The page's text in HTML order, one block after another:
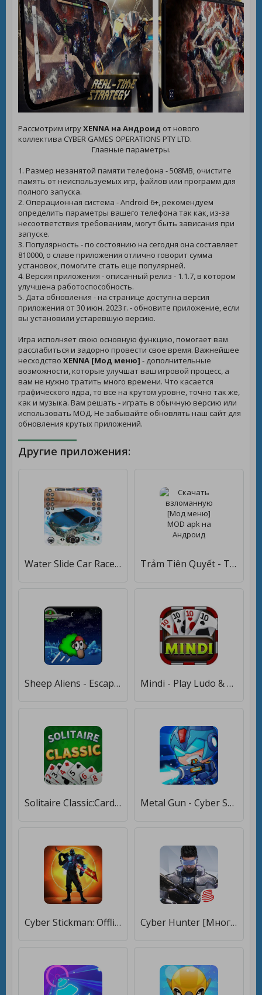
Рассмотрим игруXENNA на Андроид от нового
коллектива CYBER GAMES OPERATIONS PTY LTD.
Главные параметры.
1. Размер незанятой памяти телефона - 508MB, очистите
память от неиспользуемых игр, файлов или программ для
полного запуска.
2. Операционная система - Android 6+, рекомендуем
определить параметры вашего телефона так как, из-за
несоответствия требованиям, могут быть зависания при
запуске.
3. Популярность - по состоянию на сегодня она составляет
810000, о славе приложения отлично говорит сумма
установок, помогите стать еще популярней.
4. Версия приложения - описанный релиз - 1.1.7, в котором
улучшена работоспособность.
5. Дата обновления - на странице доступна версия
приложения от 30 июн. 2023 г. - обновите приложение, если
вы установили устаревшую версию.
Игра исполняет свою основную функцию, помогает вам
расслабиться и задорно провести свое время. Важнейшее
несходство XENNA [Мод меню] - дополнительные
возможности, которые улучшат ваш игровой процесс, а
вам не нужно тратить много времени. Что касается
графического ядра, то все на крутом уровне, точно так же,
как и музыка. Вам решать - играть в обычную версию или
использовать МОД. Не забывайте обновлять наш сайт для
обновления крутых приложений.
Другие приложения:
Water Slide Car Race games [Мод меню] Trảm Tiên Quyết - Tru Tiên 5.0 [Мод меню]
Sheep Aliens - Escape [Мод меню] Mindi - Play Ludo & More Games [Мод меню]
Solitaire Classic:Card Game [Мод меню] Metal Gun - Cyber Soldier [Бесплатные покупки]
Cyber Stickman: Offline Game [Мод меню] Cyber Hunter [Много монет]